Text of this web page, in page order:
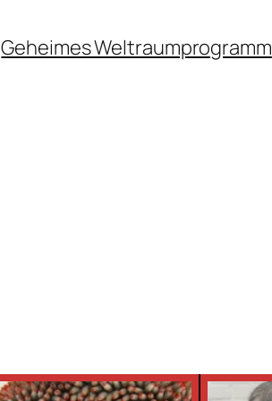
Geheimes Weltraumprogramm